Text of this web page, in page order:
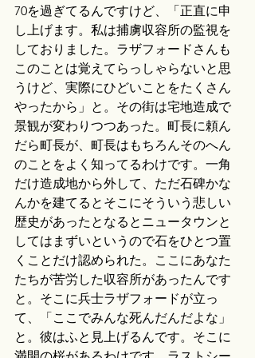
70を過ぎてるんですけど、「正直に申
し上げます。私は捕虜収容所の監視を
しておりました。ラザフォードさんも
このことは覚えてらっしゃらないと思
うけど、実際にひどいことをたくさん
やったから」と。その街は宅地造成で
景観が変わりつつあった。町長に頼ん
だら町長が、町長はもちろんそのへん
のことをよく知ってるわけです。一角
だけ造成地から外して、ただ石碑かな
んかを建てるとそこにそういう悲しい
歴史があったとなるとニュータウンと
してはまずいというので石をひとつ置
くことだけ認められた。ここにあなた
たちが苦労した収容所があったんです
と。そこに兵士ラザフォードが立っ
て、「ここでみんな死んだんだよな」
と。彼はふと見上げるんです。そこに